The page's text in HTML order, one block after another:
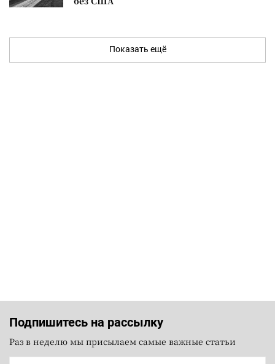
Показать ещё
Подпишитесь на рассылку
Раз в неделю мы присылаем самые важные статьи